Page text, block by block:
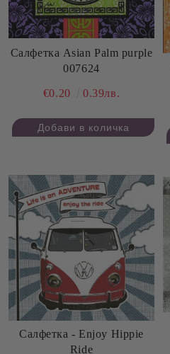
Салфетка Asian Palm purple
007624
€0.20 0.39лв.
Салфетка - Enjoy Hippie
Ride